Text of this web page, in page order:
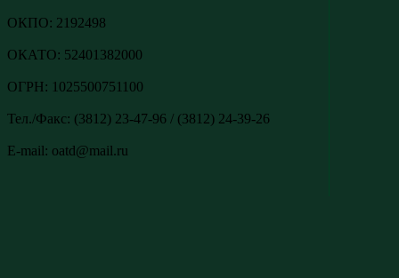
ОКПО: 2192498
ОКАТО: 52401382000
ОГРН: 1025500751100
Тел./Факс: (3812) 23-47-96 / (3812) 24-39-26
E-mail: oatd@mail.ru